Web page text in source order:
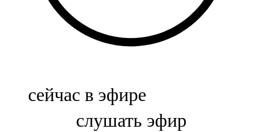
107,5 FM
Биләр
Болгар
сейчас в эфире
слушать эфир